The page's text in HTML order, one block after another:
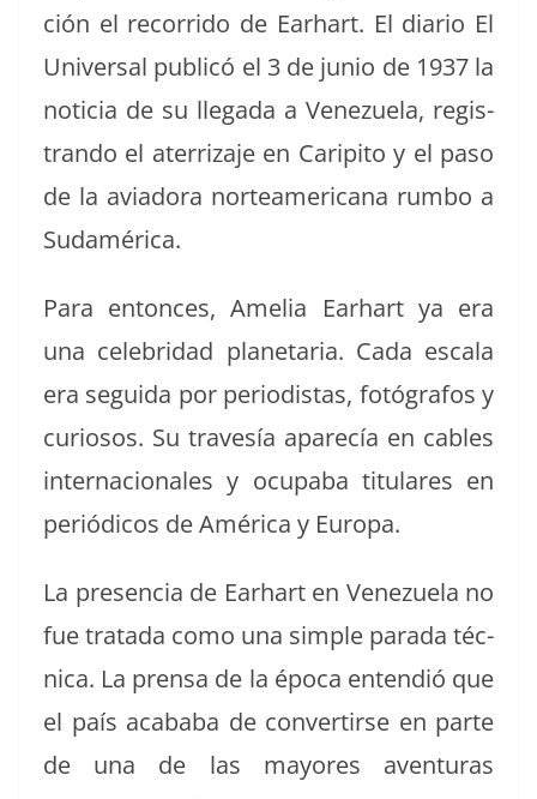
ción el recor­ri­do de Earhart. El diario El
Uni­ver­sal pub­licó el 3 de junio de 1937 la
noti­cia de su lle­ga­da a Venezuela, reg­is­
tran­do el ater­riza­je en Carip­i­to y el paso
de la avi­ado­ra norteam­er­i­cana rum­bo a
Sudamérica.
Para entonces, Amelia Earhart ya era
una cele­bri­dad plan­e­taria. Cada escala
era segui­da por peri­odis­tas, fotó­grafos y
curiosos. Su trav­es­ía aparecía en cables
inter­na­cionales y ocu­pa­ba tit­u­lares en
per­iódi­cos de Améri­ca y Europa.
La pres­en­cia de Earhart en Venezuela no
fue trata­da como una sim­ple para­da téc­
ni­ca. La pren­sa de la época entendió que
el país acaba­ba de con­ver­tirse en parte
de una de las may­ores aven­turas